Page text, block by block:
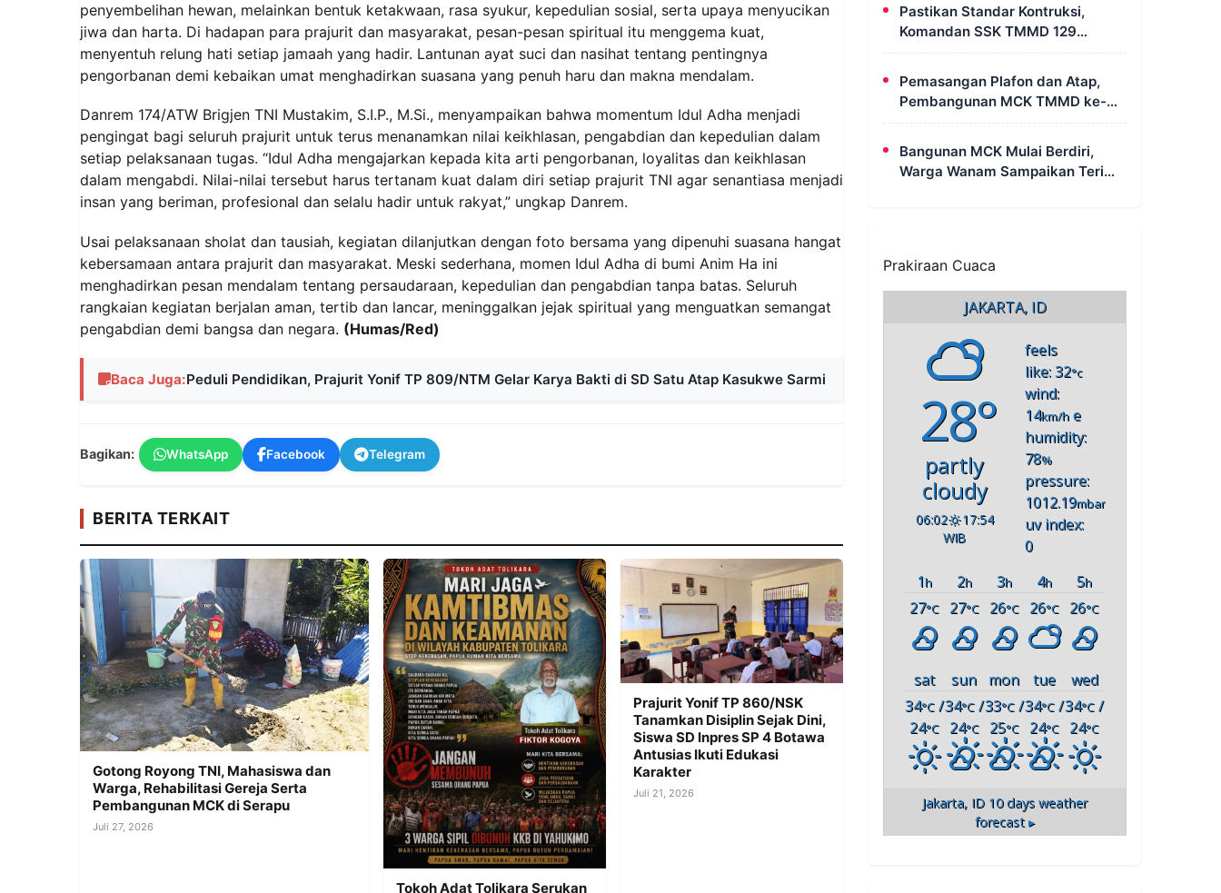
penyembelihan hewan, melainkan bentuk ketakwaan, rasa syukur, kepedulian sosial, serta upaya menyucikan
jiwa dan harta. Di hadapan para prajurit dan masyarakat, pesan-pesan spiritual itu menggema kuat,
menyentuh relung hati setiap jamaah yang hadir. Lantunan ayat suci dan nasihat tentang pentingnya
pengorbanan demi kebaikan umat menghadirkan suasana yang penuh haru dan makna mendalam.
‎Danrem 174/ATW Brigjen TNI Mustakim, S.I.P., M.Si., menyampaikan bahwa momentum Idul Adha menjadi
pengingat bagi seluruh prajurit untuk terus menanamkan nilai keikhlasan, pengabdian dan kepedulian dalam
setiap pelaksanaan tugas. “Idul Adha mengajarkan kepada kita arti pengorbanan, loyalitas dan keikhlasan
dalam mengabdi. Nilai-nilai tersebut harus tertanam kuat dalam diri setiap prajurit TNI agar senantiasa menjadi
insan yang beriman, profesional dan selalu hadir untuk rakyat,” ungkap Danrem.
‎Usai pelaksanaan sholat dan tausiah, kegiatan dilanjutkan dengan foto bersama yang dipenuhi suasana hangat
kebersamaan antara prajurit dan masyarakat. Meski sederhana, momen Idul Adha di bumi Anim Ha ini
menghadirkan pesan mendalam tentang persaudaraan, kepedulian dan pengabdian tanpa batas. Seluruh
rangkaian kegiatan berjalan aman, tertib dan lancar, meninggalkan jejak spiritual yang menguatkan semangat
pengabdian demi bangsa dan negara. (Humas/Red)
Baca Juga:Peduli Pendidikan, Prajurit Yonif TP 809/NTM Gelar Karya Bakti di SD Satu Atap Kasukwe Sarmi
Bagikan: WhatsApp Facebook Telegram
BERITA TERKAIT
Gotong Royong TNI, Mahasiswa dan
Warga, Rehabilitasi Gereja Serta
Pembangunan MCK di Serapu
Juli 27, 2026
Tokoh Adat Tolikara Serukan
Prajurit Yonif TP 860/NSK
Tanamkan Disiplin Sejak Dini,
Siswa SD Inpres SP 4 Botawa
Antusias Ikuti Edukasi
Karakter
Juli 21, 2026
Pastikan Standar Kontruksi,
Komandan SSK TMMD 129
Intensif Awasi Pembangunan
Pemasangan Plafon dan Atap,
Pembangunan MCK TMMD ke-
129 di Kampung Wanam Hampir
Bangunan MCK Mulai Berdiri,
Warga Wanam Sampaikan Terima
Prakiraan Cuaca
JAKARTA, ID
28°
partly
cloudy
06:02
17:54
WIB
feels
like: 32°c
wind:
14km/h e
humidity:
78%
pressure:
1012.19mbar
uv index:
0
1h 2h 3h 4h 5h
27°C 27°C 26°C 26°C 26°C
sat sun mon tue
wed
34°C/
24°C
34°C/
24°C
33°C/
25°C
34°C/
24°C
34°C /
24°C
Jakarta, ID 10 days weather
forecast ▸